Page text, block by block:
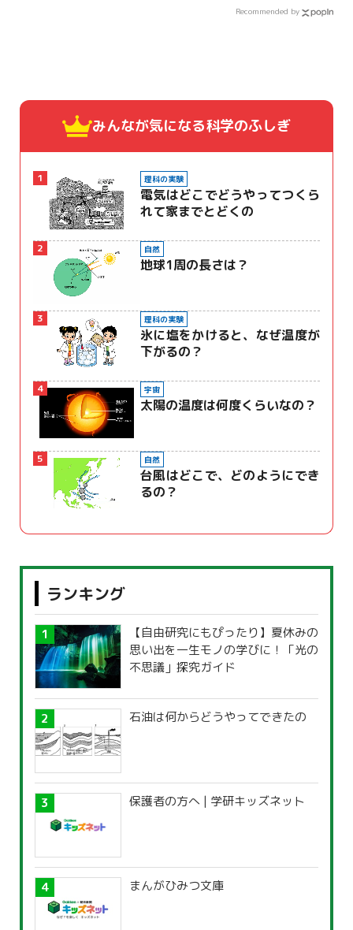
Recommended by
みんなが気になる科学のふしぎ
1 理科の実験
電気はどこでどうやってつくら
れて家までとどくの
2 自然
地球1周の長さは？
3 理科の実験
氷に塩をかけると、なぜ温度が
下がるの？
4 宇宙
太陽の温度は何度くらいなの？
5 自然
台風はどこで、どのようにでき
るの？
ランキング
【自由研究にもぴったり】夏休みの
思い出を一生モノの学びに！「光の
不思議」探究ガイド
石油は何からどうやってできたの
保護者の方へ | 学研キッズネット
まんがひみつ文庫